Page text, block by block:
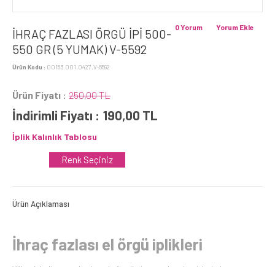
İHRAÇ FAZLASI ÖRGÜ İPİ 500-
550 GR (5 YUMAK) V-5592
Ürün Kodu : 00153.001.0427.V-5592
Yorum Ekle
0 Yorum
Ürün Fiyatı : 250,00 TL
İndirimli Fiyatı : 190,00 TL
İplik Kalınlık Tablosu
Renk Seçiniz
Ürün Açıklaması
İhraç fazlası el örgü iplikleri